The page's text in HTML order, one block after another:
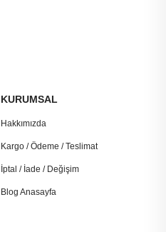
KURUMSAL
Hakkımızda
Kargo / Ödeme / Teslimat
İptal / İade / Değişim
Blog Anasayfa